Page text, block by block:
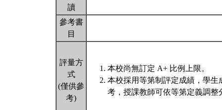
讀
參考書
目
評量方
式
(僅供參
考)
本校尚無訂定 A+ 比例上限。
本校採用等第制評定成績，學
考，授課教師可依等第定義調